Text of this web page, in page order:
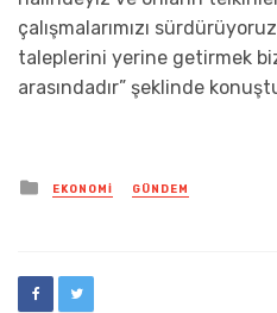
çalışmalarımızı
taleplerini yerine getirmek
arasındadır” şeklinde
Posted
in
EKONOMI GÜNDEM